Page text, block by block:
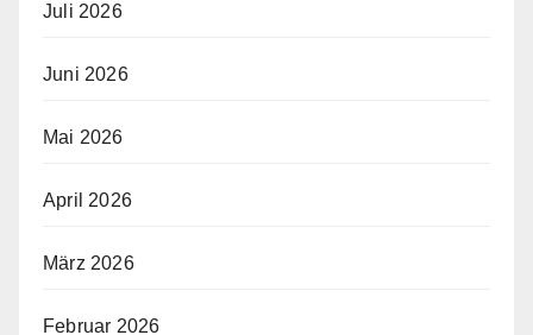
Juli 2026
Juni 2026
Mai 2026
April 2026
März 2026
Februar 2026